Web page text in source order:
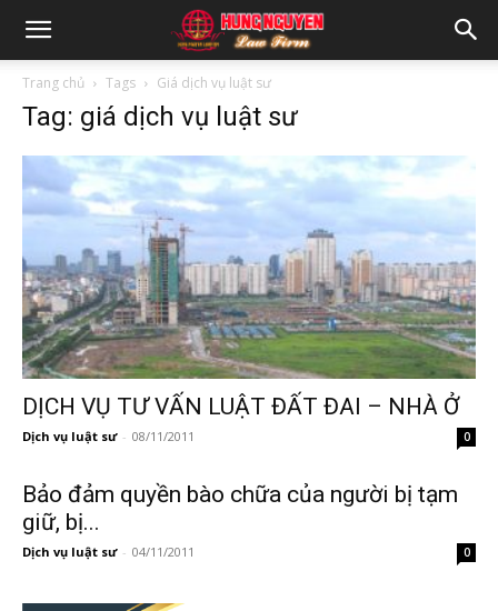
Trang chủ Tags Giá dịch vụ luật sư
Tag: giá dịch vụ luật sư
DỊCH VỤ TƯ VẤN LUẬT ĐẤT ĐAI – NHÀ Ở
Dịch vụ luật sư - 08/11/2011 0
Bảo đảm quyền bào chữa của người bị tạm
giữ, bị...
Dịch vụ luật sư - 04/11/2011 0